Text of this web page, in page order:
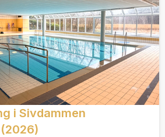
i Sivdammen